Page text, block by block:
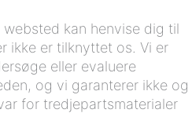
kan henvise dig til
ikke er tilknyttet os. Vi er
eller evaluere
og vi garanterer ikke og
for tredjepartsmaterialer